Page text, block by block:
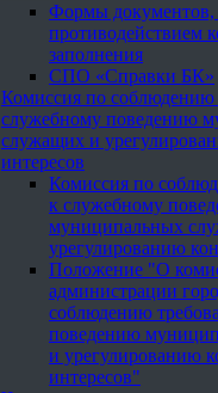
Формы документов,
противодействием
заполнения
СПО «Справки БК»
Комиссия по соблюдению
служебному поведению
служащих и
интересов
Комиссия по
к служебному
муниципальных
урегулированию
Положение "О
администрации
соблюдению
поведению
и урегулированию
интересов"